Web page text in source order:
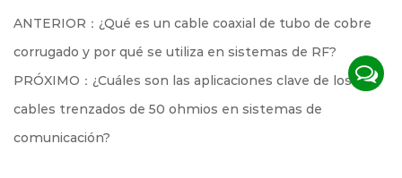
ANTERIOR：¿Qué es un cable coaxial de tubo de cobre
corrugado y por qué se utiliza en sistemas de RF?
PRÓXIMO：¿Cuáles son las aplicaciones clave de los
cables trenzados de 50 ohmios en sistemas de
comunicación?